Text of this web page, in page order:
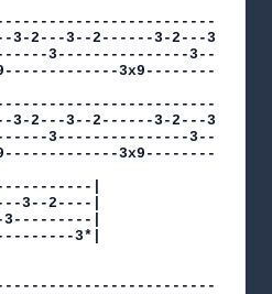
3-2---3--2------3-2---3--
3---------------
3x9-------------
3-2---3--2------3-2---3--
3---------------
3x9-------------
|
3--2----|
|
3*|
|